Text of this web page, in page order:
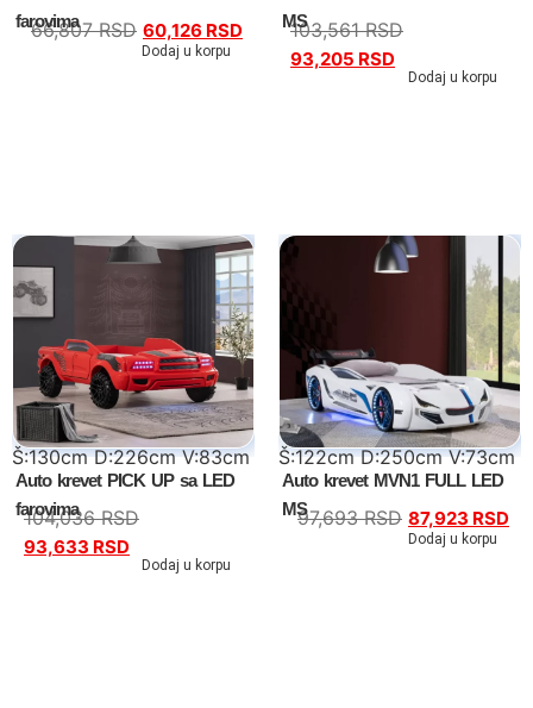
farovima
66,807RSD 60,126 RSD
Dodaj u korpu
MS
103,561RSD
93,205 RSD
Dodaj u korpu
Š:130cm D:226cm V:83cm
Auto krevet PICK UP sa LED
farovima
104,036RSD
93,633 RSD
Dodaj u korpu
Š:122cm D:250cm V:73cm
Auto krevet MVN1 FULL LED
MS97,693RSD 87,923 RSD
Dodaj u korpu
Specijalne ponude
Fotelje
Spavaće sobe
Specijalne ponude